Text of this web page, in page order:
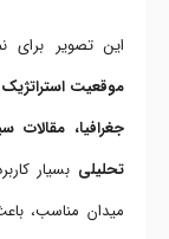
این تصویر برای
موقعیت استراتژیک
جغرافیا،
تحلیلی بسیار
میدان مناسب،